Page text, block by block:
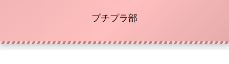
プチプラ部